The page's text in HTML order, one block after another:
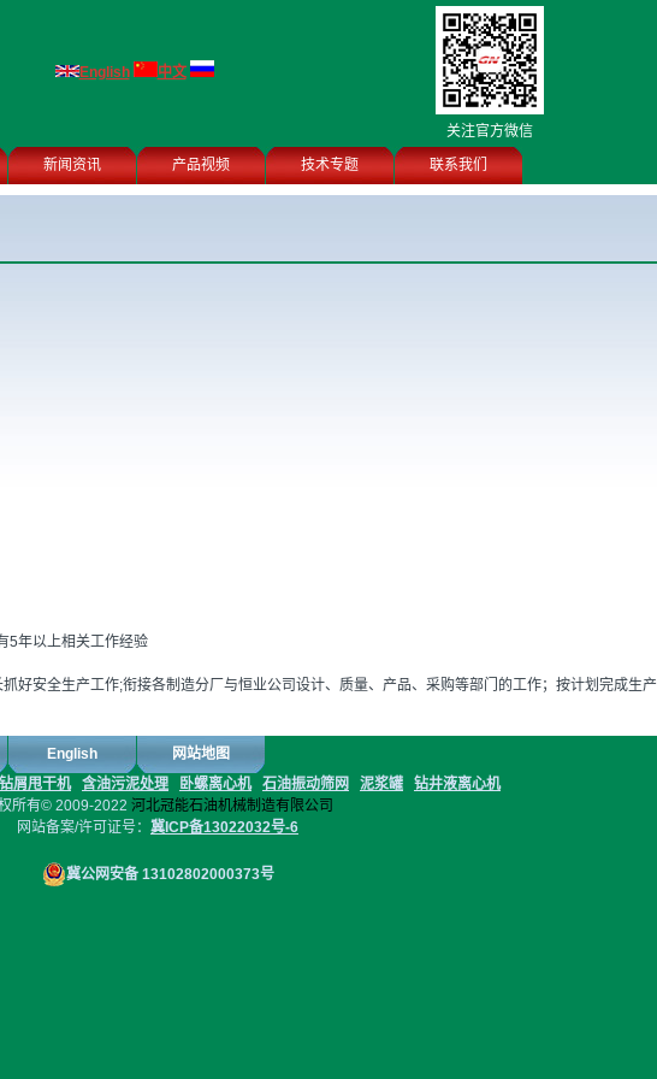
English 中文
关注官方微信
新闻资讯 产品视频 技术专题 联系我们
5年以上相关工作经验
好安全生产工作;衔接各制造分厂与恒业公司设计、质量、产品、采购等部门的工作；按计划完成生产
English
网站地图
钻屑甩干机 含油污泥处理 卧螺离心机 石油振动筛网 泥浆罐
钻井液离心机
所有© 2009-2022 河北冠能石油机械制造有限公司
网站备案/许可证号： 冀ICP备13022032号-6
冀公网安备 13102802000373号